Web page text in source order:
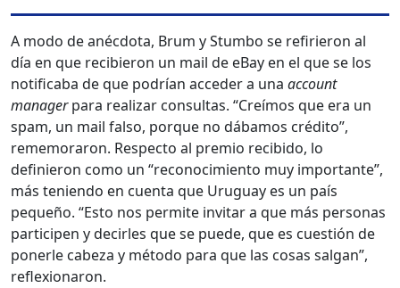
A modo de anécdota, Brum y Stumbo se refirieron al
día en que recibieron un mail de eBay en el que se los
notificaba de que podrían acceder a una account
managerpara realizar consultas. “Creímos que era un
spam, un mail falso, porque no dábamos crédito”,
rememoraron. Respecto al premio recibido, lo
definieron como un “reconocimiento muy importante”,
más teniendo en cuenta que Uruguay es un país
pequeño. “Esto nos permite invitar a que más personas
participen y decirles que se puede, que es cuestión de
ponerle cabeza y método para que las cosas salgan”,
reflexionaron.